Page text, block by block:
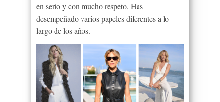
en serio y con mucho respeto. Has
desempeñado varios papeles diferentes a lo
largo de los años.